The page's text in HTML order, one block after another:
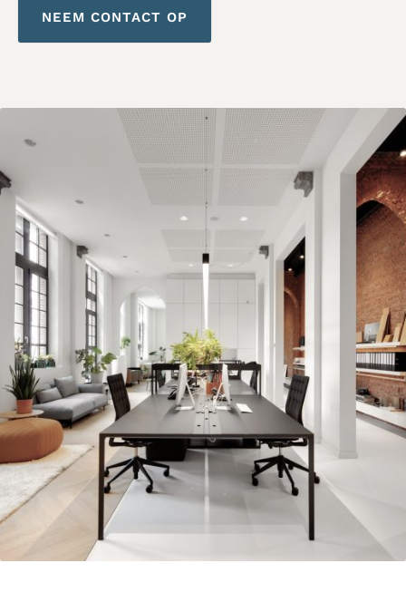
NEEM CONTACT OP